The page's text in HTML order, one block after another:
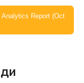
Report (Oct